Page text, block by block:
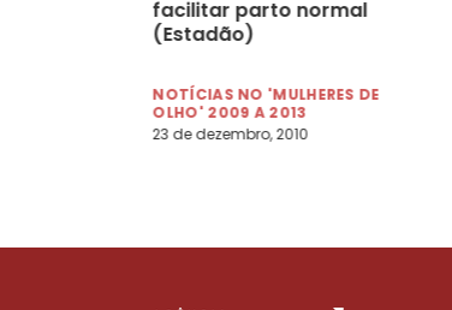
facilitar parto normal
(Estadão)
NOTÍCIAS NO 'MULHERES DE
OLHO' 2009 A 2013
23 de dezembro, 2010